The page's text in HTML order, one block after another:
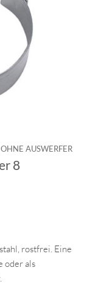
AUSWERFER
8
rostfrei. Eine
oder als